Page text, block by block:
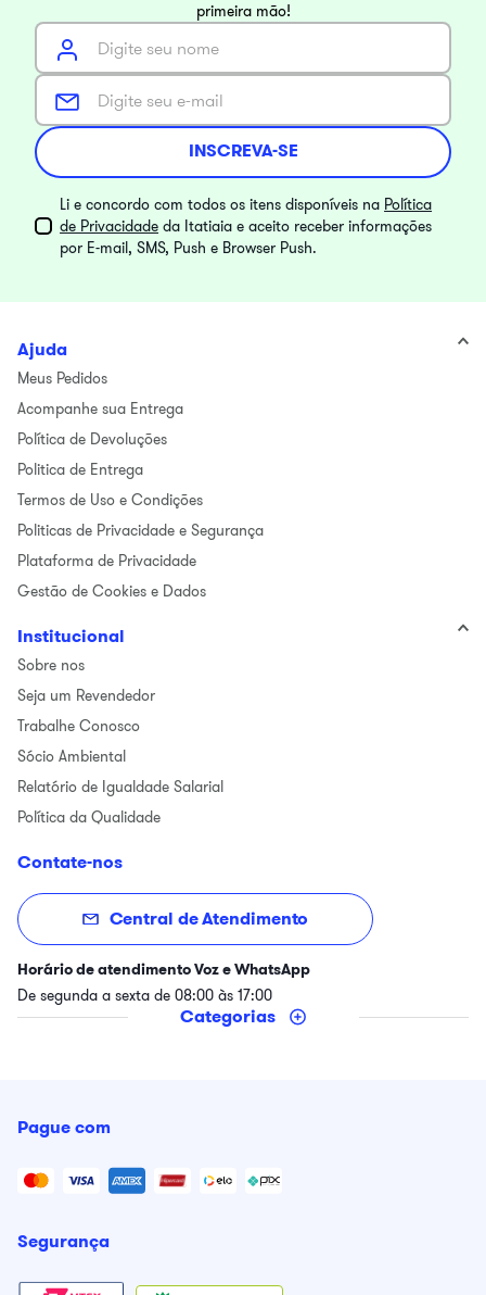
primeira mão!
INSCREVA-SE
Li e concordo com todos os itens disponíveis na Política
de Privacidade da Itatiaia e aceito receber informações
por E-mail, SMS, Push e Browser Push.
Ajuda
Meus Pedidos
Acompanhe sua Entrega
Política de Devoluções
Politica de Entrega
Termos de Uso e Condições
Politicas de Privacidade e Segurança
Plataforma de Privacidade
Gestão de Cookies e Dados
Institucional
Sobre nos
Seja um Revendedor
Trabalhe Conosco
Sócio Ambiental
Relatório de Igualdade Salarial
Política da Qualidade
Contate-nos
Central de Atendimento
Horário de atendimento Voz e WhatsApp
De segunda a sexta de 08:00 às 17:00
Categorias
Pague com
Segurança